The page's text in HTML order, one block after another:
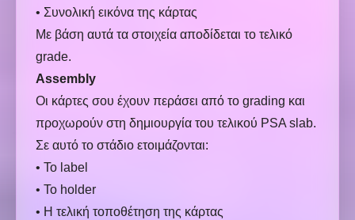
• Συνολική εικόνα της κάρτας
Με βάση αυτά τα στοιχεία αποδίδεται το τελικό
grade.
Assembly
Οι κάρτες σου έχουν περάσει από το grading και
προχωρούν στη δημιουργία του τελικού PSA slab.
Σε αυτό το στάδιο ετοιμάζονται:
• Το label
• Το holder
• Η τελική τοποθέτηση της κάρτας